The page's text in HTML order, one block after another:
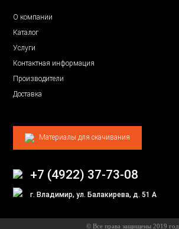
О компании
Каталог
Услуги
Контактная информация
Производители
Доставка
Материалы для скачивания
+7 (4922) 37-73-08
г. Владимир, ул. Балакирева, д. 51 А
© Все права защищены 2019 год